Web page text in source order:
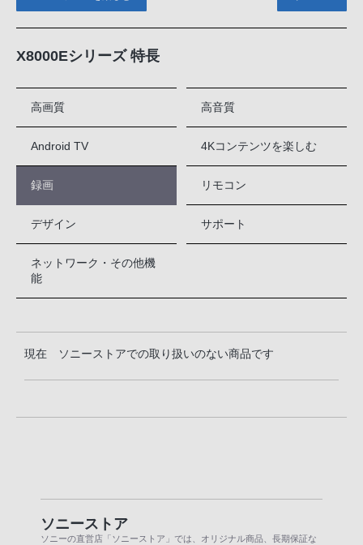
X8000Eシリーズ 特長
高画質 高音質
Android TV 4Kコンテンツを楽しむ
録画 リモコン
デザイン サポート
ネットワーク・その他機
能
現在 ソニーストアでの取り扱いのない商品です
ソニーストア
ソニーの直営店「ソニーストア」では、オリジナル商品、長期保証な